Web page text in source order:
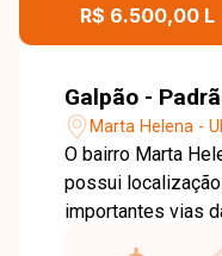
R$ 6.500,00 L
Galpão -
Marta Helena -
O bairro Marta
possui
importantes vias